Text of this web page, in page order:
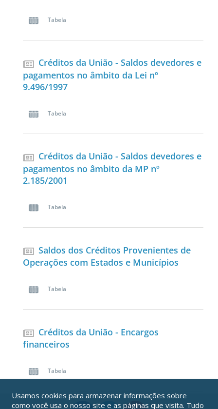
Tabela
Créditos da União - Saldos devedores e
pagamentos no âmbito da Lei nº
9.496/1997
Tabela
Créditos da União - Saldos devedores e
pagamentos no âmbito da MP nº
2.185/2001
Tabela
Saldos dos Créditos Provenientes de
Operações com Estados e Municípios
Tabela
Créditos da União - Encargos
financeiros
Tabela
Usamos cookies para armazenar informações sobre
como você usa o nosso site e as páginas que visita. Tudo